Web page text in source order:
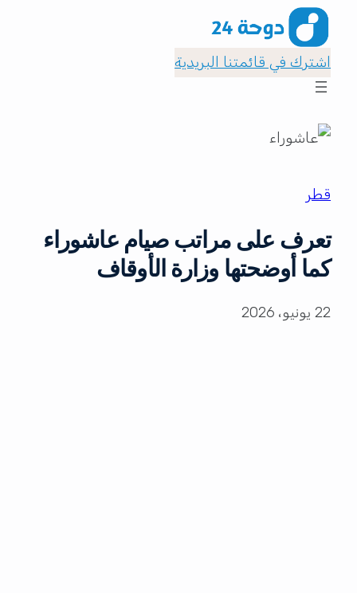
اشترك في قائمتنا البريدية
قطر
تعرف على مراتب صيام عاشوراء
كما أوضحتها وزارة الأوقاف
22 يونيو، 2026